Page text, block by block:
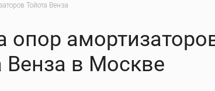
Тойота Венза
опор
Венза в Москве